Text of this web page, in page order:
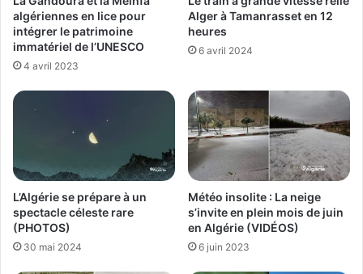
algériennes en lice pour
intégrer le patrimoine
immatériel de l’UNESCO
4 avril 2023
Alger à Tamanrasset en 12
heures
6 avril 2024
L’Algérie se prépare à un
spectacle céleste rare
(PHOTOS)
30 mai 2024
Météo insolite : La neige
s’invite en plein mois de juin
en Algérie (VIDÉOS)
6 juin 2023